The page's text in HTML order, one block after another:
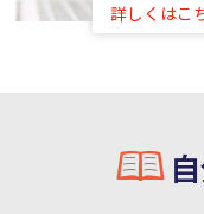
詳しくはこ